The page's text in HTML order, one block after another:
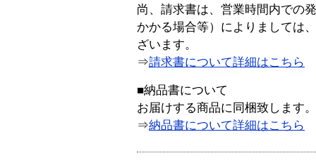
尚、請求書は、営業時間内での
かかる場合等）によりましては
ざいます。
⇒請求書について詳細はこちら
■納品書について
お届けする商品に同梱致します。
⇒納品書について詳細はこちら